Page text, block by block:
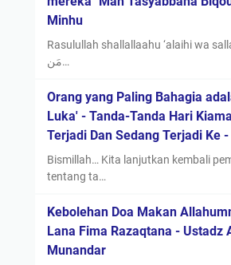
Minhu
Rasulullah shallallaahu ‘alaihi wa
مَن…
Orang yang Paling Bahagia
Luka' - Tanda-Tanda Hari
Terjadi Dan Sedang Terjadi Ke -
Bismillah… Kita lanjutkan kembali
tentang ta…
Kebolehan Doa Makan
Lana Fima Razaqtana - Ustadz
Munandar